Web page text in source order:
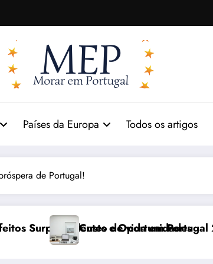
Países da Europa Todos os artigos
de Portugal!
impactos reais e ajustesComunicação